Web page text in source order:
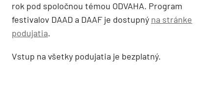
rok pod spoločnou témou ODVAHA. Program
festivalov DAAD a DAAF je dostupný na stránke
podujatia.
Vstup na všetky podujatia je bezplatný.